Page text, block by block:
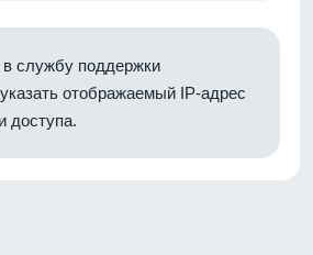
службу поддержки
отображаемый IP-адрес
доступа.